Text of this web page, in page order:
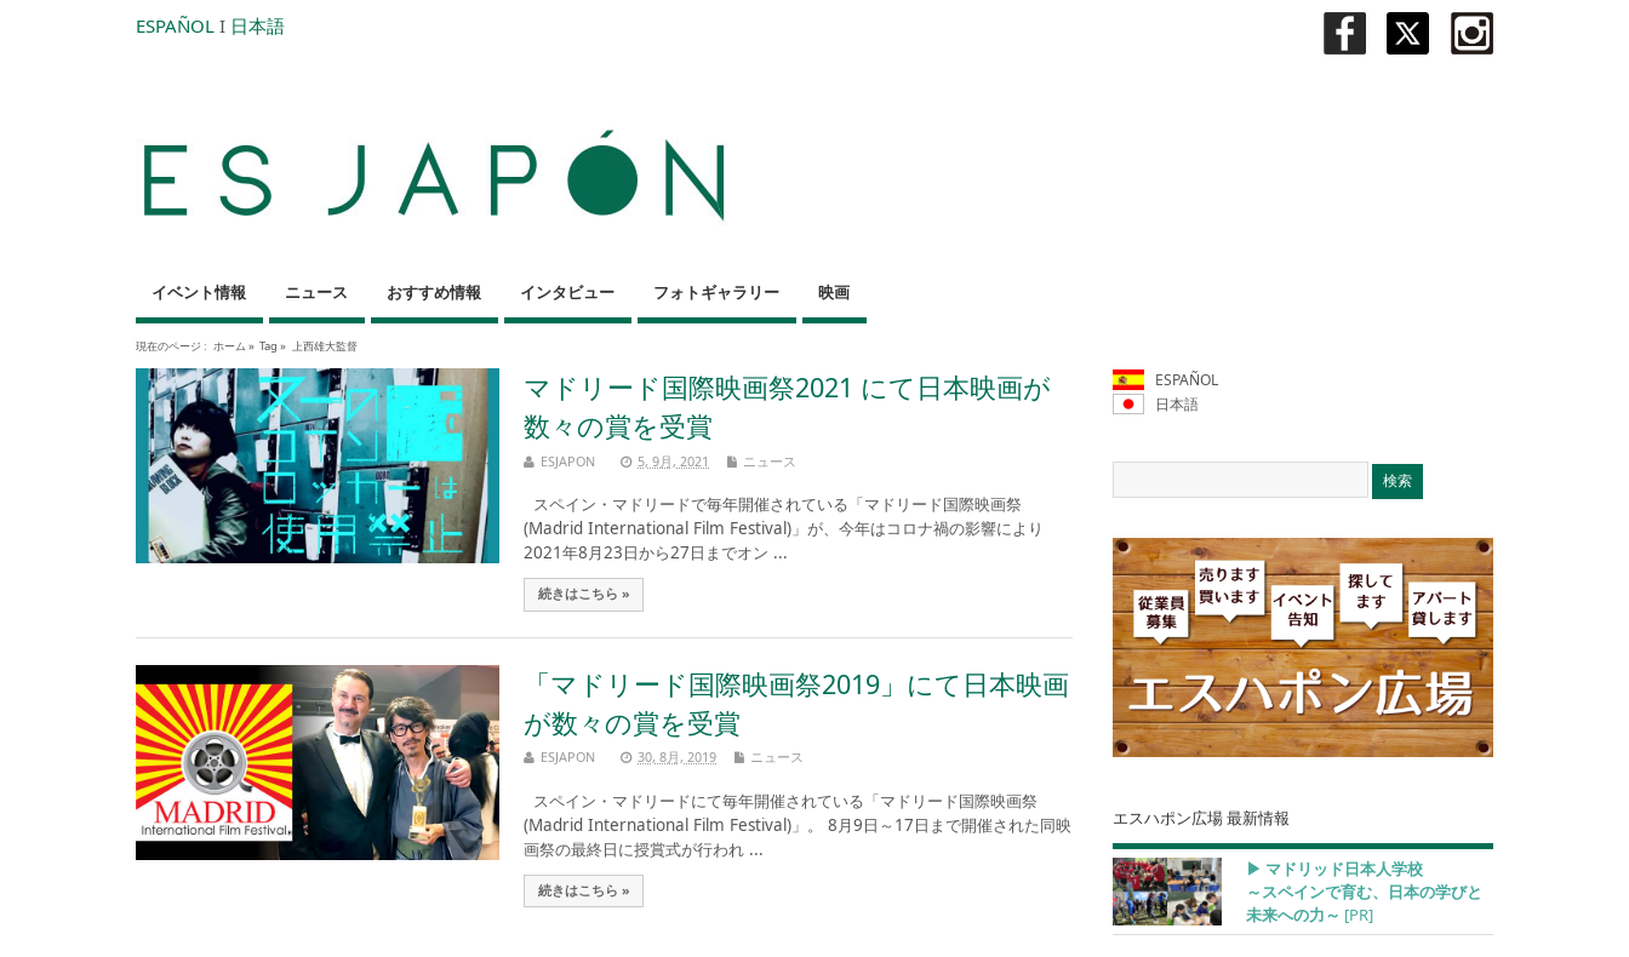
ESPAÑOL I 日本語
イベント情報 ニュース おすすめ情報 インタビュー フォトギャラリー 映画
現在のページ : ホーム » Tag » 上西雄大監督
マドリード国際映画祭2021 にて日本映画が
数々の賞を受賞
ESJAPON 5, 9月, 2021 ニュース
スペイン・マドリードで毎年開催されている「マドリード国際映画祭
(Madrid International Film Festival)」が、今年はコロナ禍の影響により
2021年8月23日から27日までオン ...
続きはこちら »
「マドリード国際映画祭2019」にて日本映画
が数々の賞を受賞
ESJAPON 30, 8月, 2019 ニュース
スペイン・マドリードにて毎年開催されている「マドリード国際映画祭
(Madrid International Film Festival)」。 8月9日～17日まで開催された同映
画祭の最終日に授賞式が行われ ...
続きはこちら »
ESPAÑOL
日本語
エスハポン広場 最新情報
▶︎ マドリッド日本人学校
～スペインで育む、日本の学びと
未来への力～ [PR]